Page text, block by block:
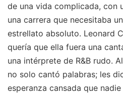
de una vida complicada, con
una carrera que necesitaba
estrellato absoluto. Leonard
quería que ella fuera una
una intérprete de R&B rudo.
no solo cantó palabras; les
esperanza cansada que